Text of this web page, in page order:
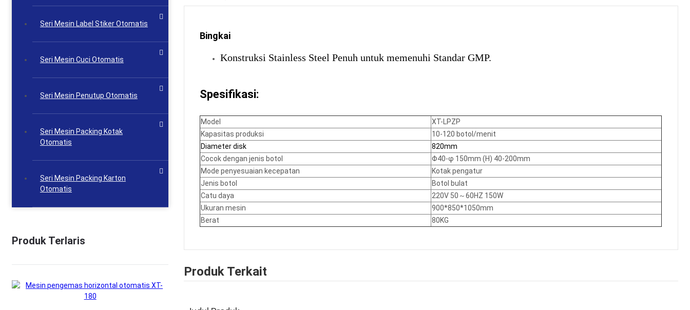
Seri Mesin Label Stiker Otomatis
Seri Mesin Cuci Otomatis
Seri Mesin Penutup Otomatis
Seri Mesin Packing Kotak
Otomatis
Seri Mesin Packing Karton
Otomatis
Produk Terlaris
Bingkai
Konstruksi Stainless Steel Penuh untuk memenuhi Standar GMP.
Spesifikasi:
Model
XT-LPZP
Kapasitas produksi
10-120 botol/menit
Diameter disk
820mm
Cocok dengan jenis botol
Φ40-φ 150mm (H) 40-200mm
Mode penyesuaian kecepatan
Kotak pengatur
Jenis botol
Botol bulat
Catu daya
220V 50～60HZ 150W
Ukuran mesin
900*850*1050mm
Berat
80KG
Produk Terkait